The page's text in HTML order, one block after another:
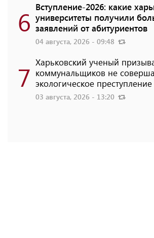
6 Вступление-2026: какие
университеты получили
заявлений от абитуриентов
04 августа, 2026 - 09:48
7 Харьковский ученый
коммунальщиков не
экологическое преступление
03 августа, 2026 - 13:20